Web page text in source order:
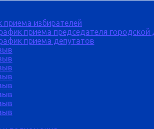
приема избирателей
приема председателя
приема депутатов